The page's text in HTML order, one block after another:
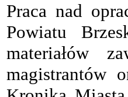
Praca nad
Powiatu
materiałów
magistrantów